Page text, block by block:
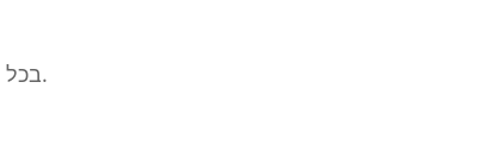
בכל מקרה, אין כאן כלל זהב, אז בואו נסתכל על כל הדברים שאתה יכול לעשות כדי ליצור שם להקה טוב.